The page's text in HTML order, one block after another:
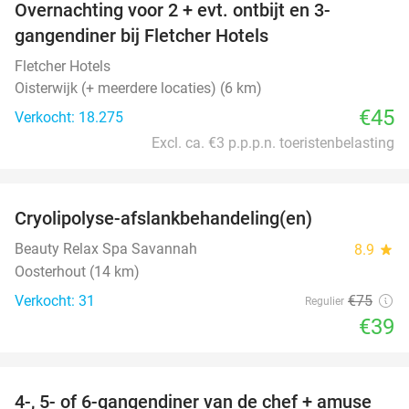
Overnachting voor 2 + evt. ontbijt en 3-
gangendiner bij Fletcher Hotels
Fletcher Hotels
Oisterwijk (+ meerdere locaties) (6 km)
Verkocht: 18.275
€45
Excl. ca. €3 p.p.p.n. toeristenbelasting
Cryolipolyse-afslankbehandeling(en)
Beauty Relax Spa Savannah 8.9 star
Oosterhout (14 km)
Verkocht: 31
Regulier €75
€39
4-, 5- of 6-gangendiner van de chef + amuse